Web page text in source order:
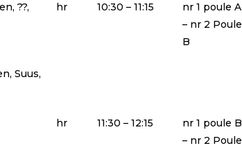
??,
hr 10:30 – 11:15
nr 1 poule A
– nr 2 Poule
B
Suus,
hr 11:30 – 12:15
nr 1 poule B
– nr 2 Poule